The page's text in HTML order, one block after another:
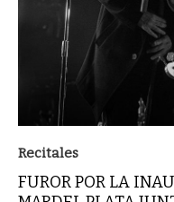
Recitales
FUROR POR LA